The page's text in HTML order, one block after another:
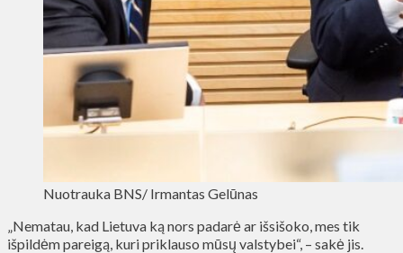
Nuotrauka BNS/ Irmantas Gelūnas
„Nematau, kad Lietuva ką nors padarė ar išsišoko, mes tik
išpildėm pareigą, kuri priklauso mūsų valstybei“, – sakė jis.